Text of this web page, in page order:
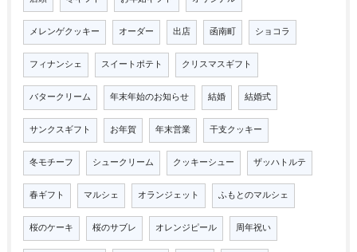
メレンゲクッキー オーダー 出店 函南町 ショコラ
フィナンシェ スイートポテト クリスマスギフト
バタークリーム 年末年始のお知らせ 結婚 結婚式
サンクスギフト お年賀 年末営業 干支クッキー
冬モチーフ シュークリーム クッキーシュー ザッハトルテ
春ギフト マルシェ オランジェット ふもとのマルシェ
桜のケーキ 桜のサブレ オレンジピール 周年祝い